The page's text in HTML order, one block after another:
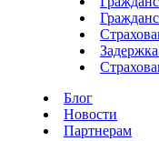
Блог
Новости
Партнерам